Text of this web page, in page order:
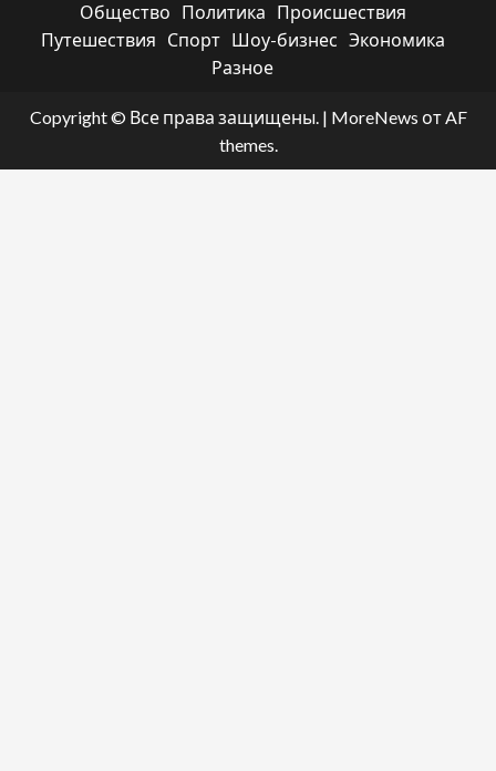
Общество
Политика
Происшествия
Путешествия
Спорт Шоу-бизнес Экономика
Разное
Copyright © Все права защищены. | MoreNews от AF
themes.